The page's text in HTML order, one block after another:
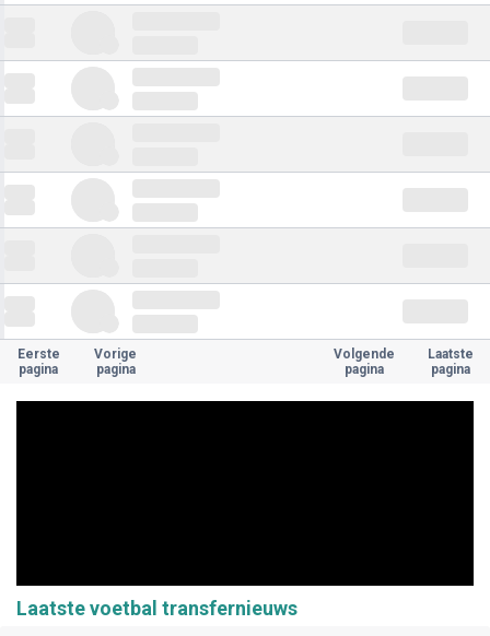
Eerste
pagina
Vorige
pagina
Volgende
pagina
Laatste
pagina
Laatste voetbal transfernieuws